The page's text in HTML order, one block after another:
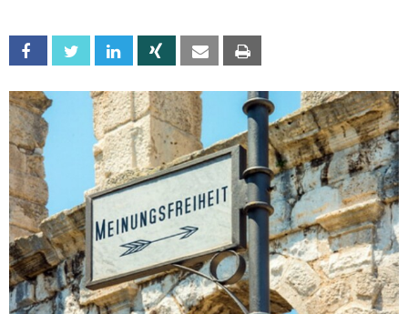
Facebook Twitter Linkedin Xing Email